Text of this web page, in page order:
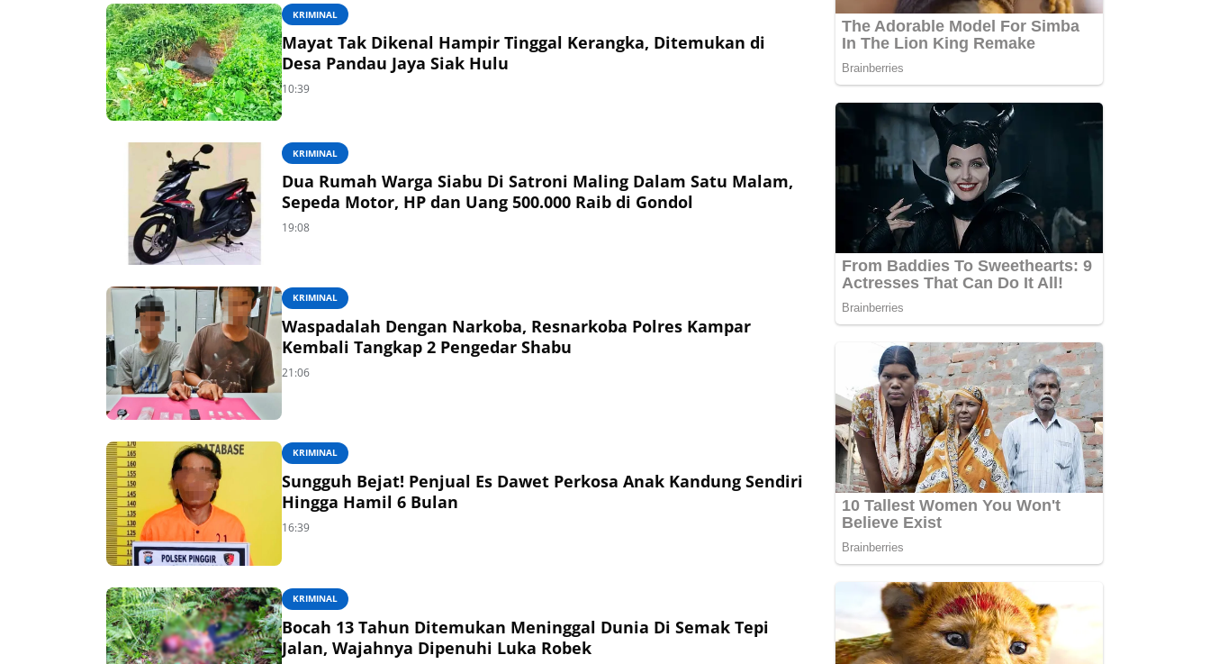
KRIMINAL
Mayat Tak Dikenal Hampir Tinggal Kerangka, Ditemukan di
Desa Pandau Jaya Siak Hulu
10:39
KRIMINAL
Dua Rumah Warga Siabu Di Satroni Maling Dalam Satu Malam,
Sepeda Motor, HP dan Uang 500.000 Raib di Gondol
19:08
KRIMINAL
Waspadalah Dengan Narkoba, Resnarkoba Polres Kampar
Kembali Tangkap 2 Pengedar Shabu
21:06
KRIMINAL
Sungguh Bejat! Penjual Es Dawet Perkosa Anak Kandung Sendiri
Hingga Hamil 6 Bulan
16:39
KRIMINAL
Bocah 13 Tahun Ditemukan Meninggal Dunia Di Semak Tepi
Jalan, Wajahnya Dipenuhi Luka Robek